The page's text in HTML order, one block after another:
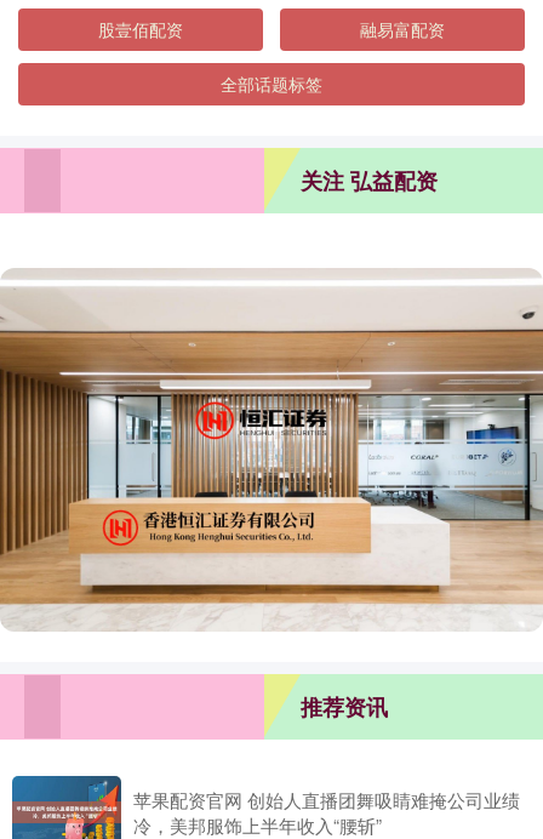
股壹佰配资 融易富配资
全部话题标签
关注 弘益配资
推荐资讯
苹果配资官网 创始人直播团舞吸睛难掩公司业绩
冷，美邦服饰上半年收入“腰斩”